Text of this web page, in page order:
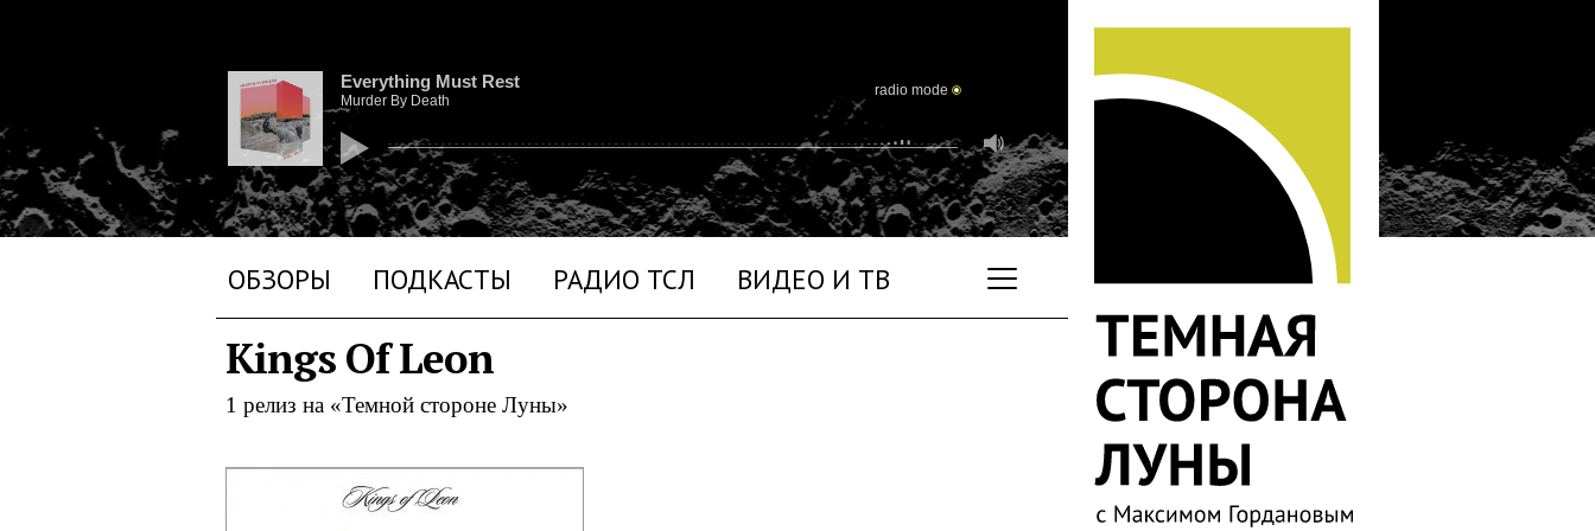
ОБЗОРЫ ПОДКАСТЫ РАДИО ТСЛ ВИДЕО И ТВ
Everything Must Rest
Murder By Death
radio mode
Kings Of Leon
1 релиз на «Темной стороне Луны»